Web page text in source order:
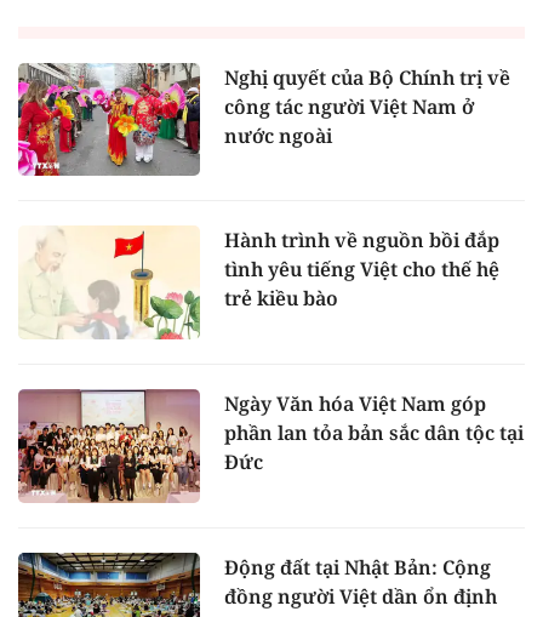
Nghị quyết của Bộ Chính trị về
công tác người Việt Nam ở
nước ngoài
Hành trình về nguồn bồi đắp
tình yêu tiếng Việt cho thế hệ
trẻ kiều bào
Ngày Văn hóa Việt Nam góp
phần lan tỏa bản sắc dân tộc tại
Đức
Động đất tại Nhật Bản: Cộng
đồng người Việt dần ổn định